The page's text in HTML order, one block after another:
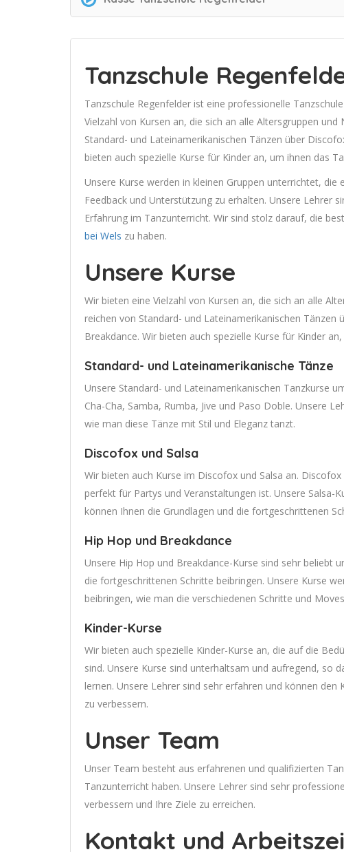
Tanzschule
Tanzschule Regenfelder ist eine professionelle
Vielzahl von Kursen an, die sich an alle Altersgruppen
Standard- und Lateinamerikanischen Tänzen über
bieten auch spezielle Kurse für Kinder an, um ihnen das
Unsere Kurse werden in kleinen Gruppen unterrichtet, die
Feedback und Unterstützung zu erhalten. Unsere Lehrer
Erfahrung im Tanzunterricht. Wir sind stolz darauf, die
bei Wels zu haben.
Unsere Kurse
Wir bieten eine Vielzahl von Kursen an, die sich an alle
reichen von Standard- und Lateinamerikanischen Tänzen
Breakdance. Wir bieten auch spezielle Kurse für Kinder
Standard- und Lateinamerikanische Tänze
Unsere Standard- und Lateinamerikanischen Tanzkurse
Cha-Cha, Samba, Rumba, Jive und Paso Doble. Unsere
wie man diese Tänze mit Stil und Eleganz tanzt.
Discofox und Salsa
Wir bieten auch Kurse im Discofox und Salsa an.
perfekt für Partys und Veranstaltungen ist. Unsere Salsa-
können Ihnen die Grundlagen und die fortgeschrittenen
Hip Hop und Breakdance
Unsere Hip Hop und Breakdance-Kurse sind sehr beliebt
die fortgeschrittenen Schritte beibringen. Unsere Kurse
beibringen, wie man die verschiedenen Schritte und
Kinder-Kurse
Wir bieten auch spezielle Kinder-Kurse an, die auf die
sind. Unsere Kurse sind unterhaltsam und aufregend, so
lernen. Unsere Lehrer sind sehr erfahren und können
zu verbessern.
Unser Team
Unser Team besteht aus erfahrenen und qualifizierten
Tanzunterricht haben. Unsere Lehrer sind sehr
verbessern und Ihre Ziele zu erreichen.
Kontakt und